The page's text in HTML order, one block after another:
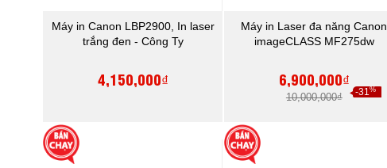
Máy in Canon LBP2900, In laser
trắng đen - Công Ty
4,150,000₫
Máy in Laser đa năng Canon
imageCLASS MF275dw
6,900,000₫
10,000,000₫ -31%